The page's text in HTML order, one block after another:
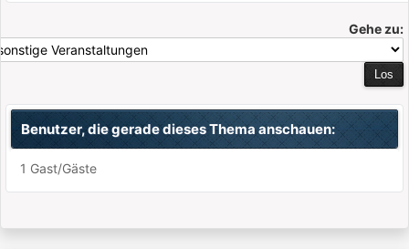
Gehe zu:
Benutzer, die gerade dieses Thema anschauen:
1 Gast/Gäste